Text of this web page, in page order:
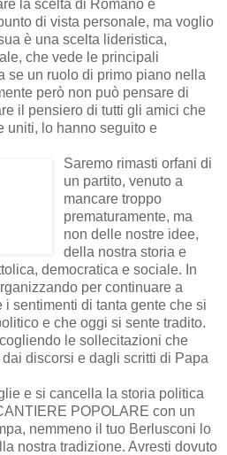
la scelta di Romano e
di vista personale, ma voglio
è una scelta lideristica,
che vede le principali
se un ruolo di primo piano nella
però non può pensare di
il pensiero di tutti gli amici che
uniti, lo hanno seguito e
Saremo rimasti orfani di
un partito, venuto a
mancare troppo
prematuramente, ma
non delle nostre idee,
della nostra storia e
democratica e sociale. In
per continuare a
i sentimenti di tanta gente che si
e che oggi si sente tradito.
le sollecitazioni che
discorsi e dagli scritti di Papa
e si cancella la storia politica
POPOLARE con un
nemmeno il tuo Berlusconi lo
nostra tradizione. Avresti dovuto